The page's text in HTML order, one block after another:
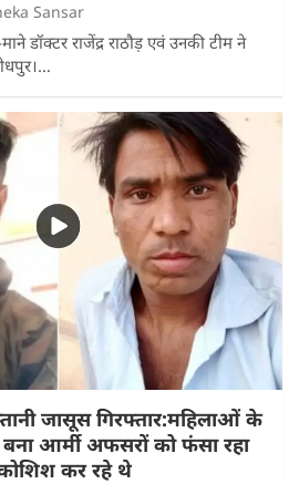
Sansar
डॉक्टर राजेंद्र राठौड़ एवं उनकी टीम ने
जासूस गिरफ्तार:महिलाओं के
आर्मी अफसरों को फंसा रहा
कर रहे थे